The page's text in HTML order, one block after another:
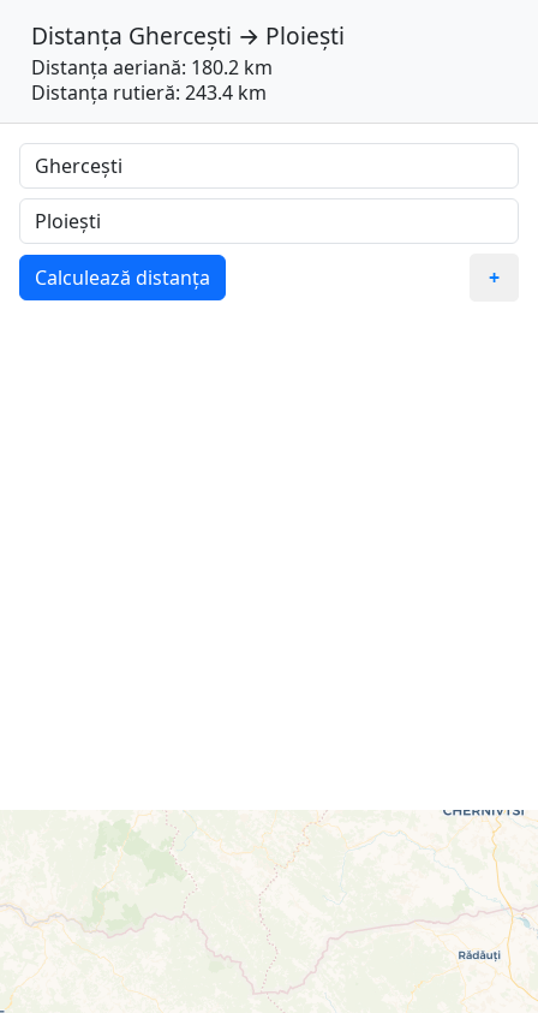
Distanța Ghercești → Ploiești
Distanța aeriană: 180.2 km
Distanța rutieră: 243.4 km
Calculează distanța +